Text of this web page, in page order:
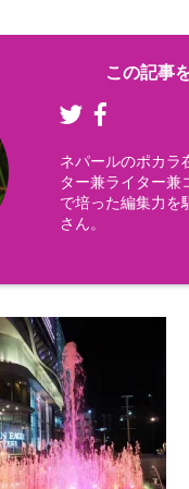
この記事
ネパールのポカラ
ター兼ライター
で培った編集力を
さん。